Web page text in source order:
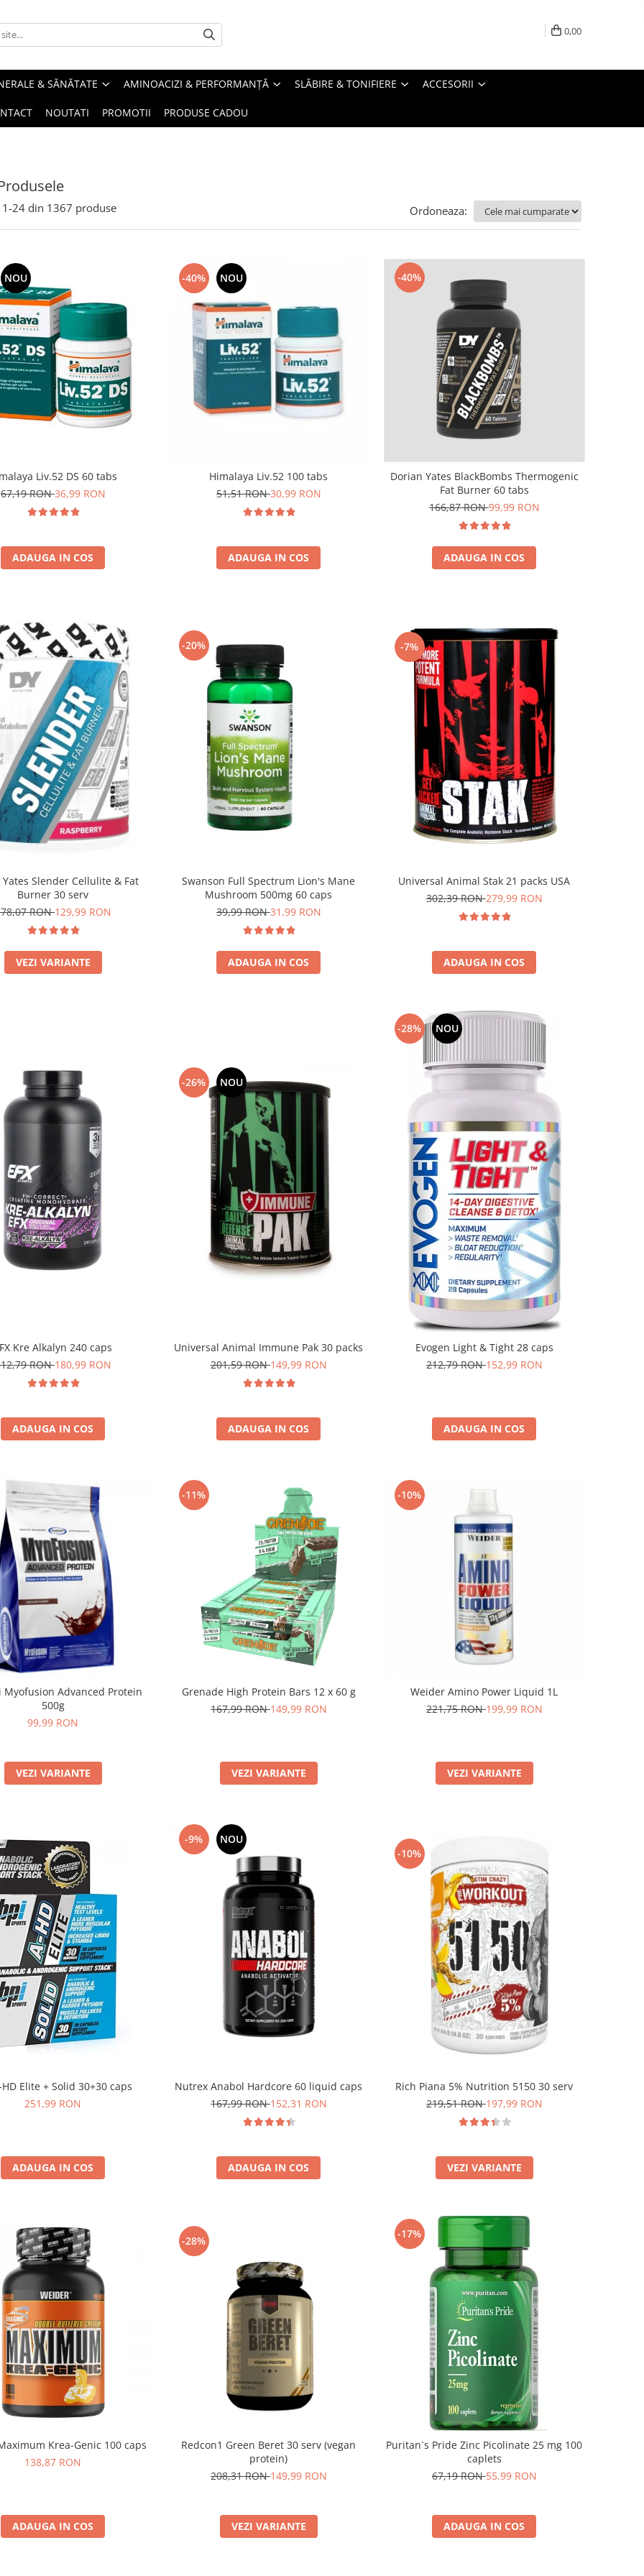
0,00
& SĂNĂTATE AMINOACIZI & PERFORMANȚĂ SLĂBIRE & TONIFIERE ACCESORII
NOUTATI PROMOTII PRODUSE CADOU
1-24 din 1367 produse Ordoneaza:
NOU
Liv.52 DS 60 tabs
67,19 RON36,99 RON
ADAUGA IN COS
-40% NOU
Himalaya Liv.52 100 tabs
51,51 RON30,99 RON
ADAUGA IN COS
-40%
Dorian Yates BlackBombs Thermogenic
Fat Burner 60 tabs
166,87 RON99,99 RON
ADAUGA IN COS
Slender Cellulite & Fat
Burner 30 serv
RON129,99 RON
VEZI VARIANTE
-20%
Swanson Full Spectrum Lion's Mane
Mushroom 500mg 60 caps
39,99 RON31,99 RON
ADAUGA IN COS
-7%
Universal Animal Stak 21 packs USA
302,39 RON279,99 RON
ADAUGA IN COS
Kre Alkalyn 240 caps
RON180,99 RON
ADAUGA IN COS
-26% NOU
Universal Animal Immune Pak 30 packs
201,59 RON149,99 RON
ADAUGA IN COS
-28% NOU
Evogen Light & Tight 28 caps
212,79 RON152,99 RON
ADAUGA IN COS
Myofusion Advanced Protein
500g
99,99 RON
VEZI VARIANTE
-11%
Grenade High Protein Bars 12 x 60 g
167,99 RON149,99 RON
VEZI VARIANTE
-10%
Weider Amino Power Liquid 1L
221,75 RON199,99 RON
VEZI VARIANTE
HD Elite + Solid 30+30 caps
251,99 RON
ADAUGA IN COS
-9% NOU
Nutrex Anabol Hardcore 60 liquid caps
167,99 RON152,31 RON
ADAUGA IN COS
-10%
Rich Piana 5% Nutrition 5150 30 serv
219,51 RON197,99 RON
VEZI VARIANTE
Krea-Genic 100 caps
138,87 RON
ADAUGA IN COS
-28%
Redcon1 Green Beret 30 serv (vegan
protein)
208,31 RON149,99 RON
VEZI VARIANTE
-17%
Puritan`s Pride Zinc Picolinate 25 mg 100
caplets
67,19 RON55,99 RON
ADAUGA IN COS